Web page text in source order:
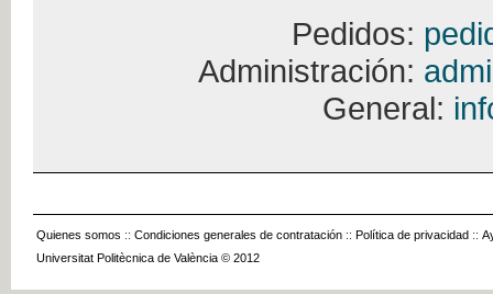
Pedidos:
Administración:
General:
Quienes somos :: Condiciones generales de contratación :: Política de privacidad ::
Universitat Politècnica de València © 2012